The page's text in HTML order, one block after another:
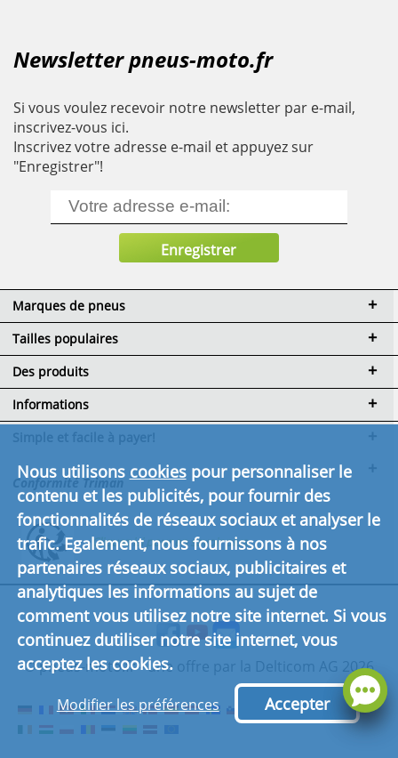
Newsletter pneus-moto.fr
Si vous voulez recevoir notre newsletter par e-mail,
inscrivez-vous ici.
Inscrivez votre adresse e-mail et appuyez sur
"Enregistrer"!
Marques de pneus
Tailles populaires
Des produits
Informations
et de livraison
Inscription partenaire de
Conformité Triman
Cliquez ici pour en savoir plus.
© pneus-moto.fr - une offre par la Delticom AG 2026
Nous utilisons cookiespour personnaliser le
contenu et les publicités, pour fournir des
fonctionnalités de réseaux sociaux et analyser le
trafic. Egalement, nous fournissons à nos
partenaires réseaux sociaux, publicitaires et
analytiques les informations au sujet de
comment vous utilisez notre site internet. Si vous
continuez dutiliser notre site internet, vous
acceptez les cookies.
Modifier les préférences Accepter